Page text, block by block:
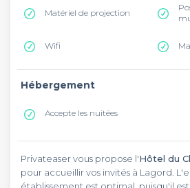
Matériel de projection
Wifi
Hébergement
Accepte les nuitées
Privateaser vous propose l'Hôtel du
pour accueillir vos invités à Lagord.
établissement est optimal, puisqu'il